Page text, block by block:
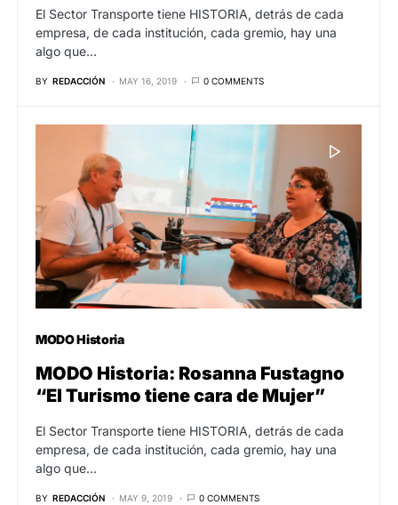
El Sector Transporte tiene HISTORIA, detrás de cada
empresa, de cada institución, cada gremio, hay una
algo que…
BY REDACCIÓN MAY 16, 2019 0 COMMENTS
MODO Historia
MODO Historia: Rosanna Fustagno
“El Turismo tiene cara de Mujer”
El Sector Transporte tiene HISTORIA, detrás de cada
empresa, de cada institución, cada gremio, hay una
algo que…
BY REDACCIÓN MAY 9, 2019 0 COMMENTS